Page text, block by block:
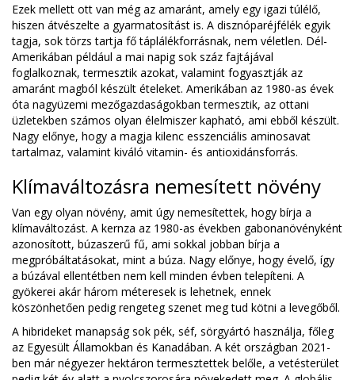
Ezek mellett ott van még az amaránt, amely egy igazi túlélő,
hiszen átvészelte a gyarmatosítást is. A disznóparéjfélék egyik
tagja, sok törzs tartja fő táplálékforrásnak, nem véletlen. Dél-
Amerikában például a mai napig sok száz fajtájával
foglalkoznak, termesztik azokat, valamint fogyasztják az
amaránt magból készült ételeket. Amerikában az 1980-as évek
óta nagyüzemi mezőgazdaságokban termesztik, az ottani
üzletekben számos olyan élelmiszer kapható, ami ebből készült.
Nagy előnye, hogy a magja kilenc esszenciális aminosavat
tartalmaz, valamint kiváló vitamin- és antioxidánsforrás.
Klímaváltozásra nemesített növény
Van egy olyan növény, amit úgy nemesítettek, hogy bírja a
klímaváltozást. A kernza az 1980-as években gabonanövényként
azonosított, búzaszerű fű, ami sokkal jobban bírja a
megpróbáltatásokat, mint a búza. Nagy előnye, hogy évelő, így
a búzával ellentétben nem kell minden évben telepíteni. A
gyökerei akár három méteresek is lehetnek, ennek
köszönhetően pedig rengeteg szenet meg tud kötni a levegőből.
A hibrideket manapság sok pék, séf, sörgyártó használja, főleg
az Egyesült Államokban és Kanadában. A két országban 2021-
ben már négyezer hektáron termesztettek belőle, a vetésterület